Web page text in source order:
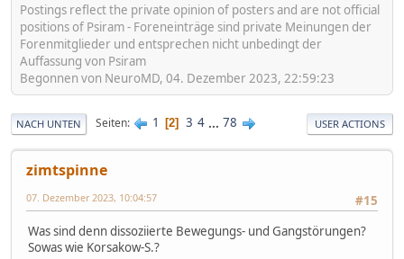
Postings reflect the private opinion of posters and are not official
positions of Psiram - Foreneinträge sind private Meinungen der
Forenmitglieder und entsprechen nicht unbedingt der
Auffassung von Psiram
Begonnen von NeuroMD, 04. Dezember 2023, 22:59:23
NACH UNTEN Seiten 1 2 3 4 ... 78 USER ACTIONS
zimtspinne
#15
07. Dezember 2023, 10:04:57
Was sind denn dissoziierte Bewegungs- und Gangstörungen?
Sowas wie Korsakow-S.?